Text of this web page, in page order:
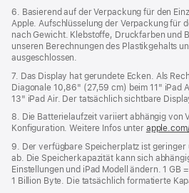
6. Basierend auf der Verpackung für den
Apple. Aufschlüsselung der Verpackung für
nach Gewicht. Klebstoffe, Druckfarben und
unseren Berechnungen des Plastikgehalts
ausgeschlossen.
7. Das Display hat gerundete Ecken. Als
Diagonale 10,86" (27,59 cm) beim 11" iPad
13" iPad Air. Der tatsächlich sichtbare
8. Die Batterielaufzeit variiert abhängig von
Konfiguration. Weitere Infos unter
9. Der verfügbare Speicherplatz ist geringer
ab. Die Speicherkapazität kann sich
Einstellungen und iPad Modell ändern. 1 GB
1 Billion Byte. Die tatsächlich formatierte